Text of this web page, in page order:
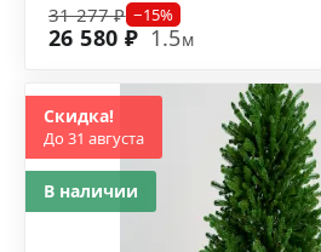
31 277 ₽ −15%
26 580 ₽ 1.5м
Скидка!
До 31 августа
В наличии